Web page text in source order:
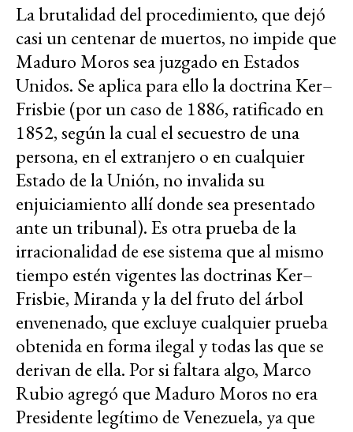
La brutalidad del procedimiento, que dejó
casi un centenar de muertos, no impide que
Maduro Moros sea juzgado en Estados
Unidos. Se aplica para ello la doctrina Ker–
Frisbie (por un caso de 1886, ratificado en
1852, según la cual el secuestro de una
persona, en el extranjero o en cualquier
Estado de la Unión, no invalida su
enjuiciamiento allí donde sea presentado
ante un tribunal). Es otra prueba de la
irracionalidad de ese sistema que al mismo
tiempo estén vigentes las doctrinas Ker–
Frisbie, Miranda y la del fruto del árbol
envenenado, que excluye cualquier prueba
obtenida en forma ilegal y todas las que se
derivan de ella. Por si faltara algo, Marco
Rubio agregó que Maduro Moros no era
Presidente legítimo de Venezuela, ya que